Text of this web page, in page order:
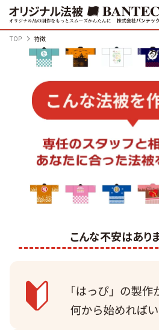
TOP 特徴
こんな不安はあり